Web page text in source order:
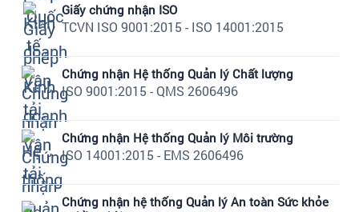
Giấy chứng nhận ISO
TCVN ISO 9001:2015 - ISO 14001:2015
Chứng nhận Hệ thống Quản lý Chất lượng
ISO 9001:2015 - QMS 2606496
Chứng nhận Hệ thống Quản lý Môi trường
ISO 14001:2015 - EMS 2606496
Chứng nhận hệ thống Quản lý An toàn Sức khỏe